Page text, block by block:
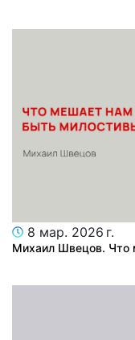
8 мар. 2026 г.
Михаил Швецов. Что